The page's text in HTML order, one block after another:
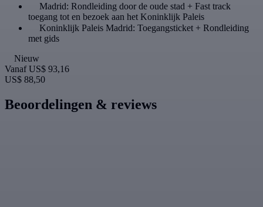
Madrid: Rondleiding door de oude stad + Fast track
toegang tot en bezoek aan het Koninklijk Paleis
Koninklijk Paleis Madrid: Toegangsticket + Rondleiding
met gids
Nieuw
Vanaf US$ 93,16
US$ 88,50
Beoordelingen & reviews